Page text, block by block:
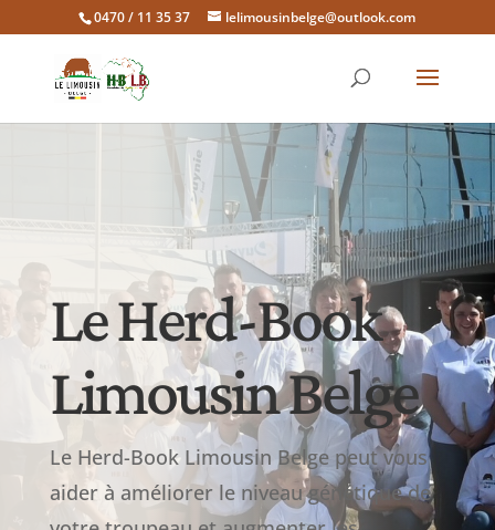
0470 / 11 35 37 lelimousinbelge@outlook.com
Le Herd-Book
Limousin Belge
Le Herd-Book Limousin Belge peut vous
aider à améliorer le niveau génétique de